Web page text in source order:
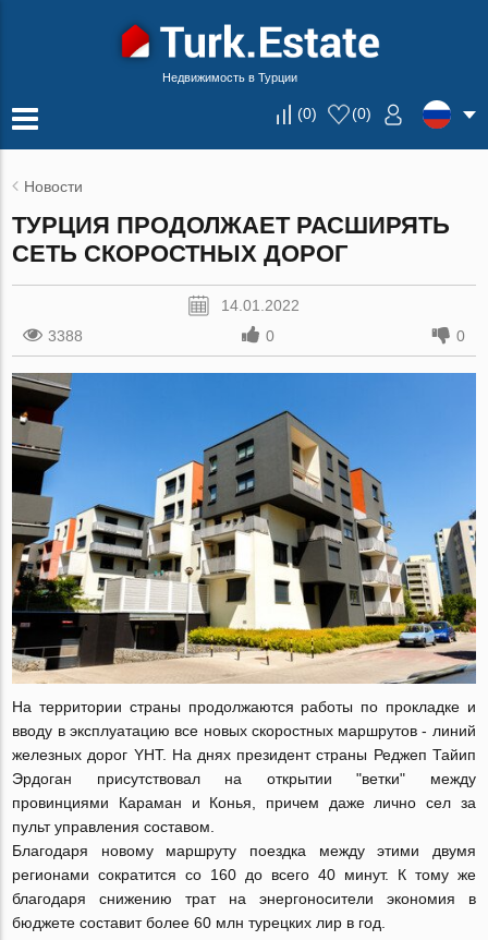
Недвижимость в Турции
(0) (0)
Новости
ТУРЦИЯ ПРОДОЛЖАЕТ РАСШИРЯТЬ
СЕТЬ СКОРОСТНЫХ ДОРОГ
14.01.2022
3388
0 0
На территории страны продолжаются работы по прокладке и
вводу в эксплуатацию все новых скоростных маршрутов - линий
железных дорог YHT. На днях президент страны Реджеп Тайип
Эрдоган присутствовал на открытии "ветки" между
провинциями Караман и Конья, причем даже лично сел за
пульт управления составом.
Благодаря новому маршруту поездка между этими двумя
регионами сократится со 160 до всего 40 минут. К тому же
благодаря снижению трат на энергоносители экономия в
бюджете составит более 60 млн турецких лир в год.